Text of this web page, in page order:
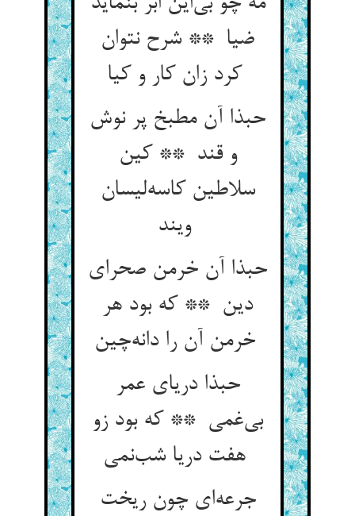
ضیا ** شرح نتوان
حبذا آن مطبخ پر نوش
و قند ** کین
سلاطین کاسه‌لیسان
ویند
حبذا آن خرمن صحرای
دین ** که بود هر
خرمن آن را دانه‌چین
حبذا دریای عمر
بی‌غمی ** که بود زو
جرعه‌ای چون ریخت